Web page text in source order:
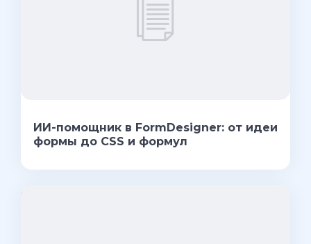
ИИ-помощник в FormDesigner: от идеи
формы до CSS и формул